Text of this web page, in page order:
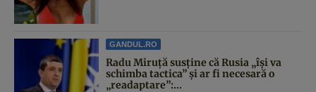
GANDUL.RO
Radu Miruță susține că Rusia „își va
schimba tactica” și ar fi necesară o
„readaptare”:...